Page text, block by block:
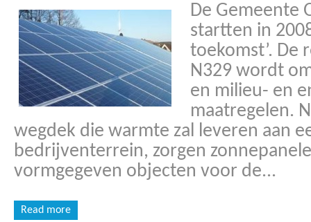
De Gemeente
startten in
toekomst’. De
N329 wordt
en milieu- en
maatregelen.
wegdek die warmte zal leveren aan
bedrijventerrein, zorgen
vormgegeven objecten voor de...
Read more